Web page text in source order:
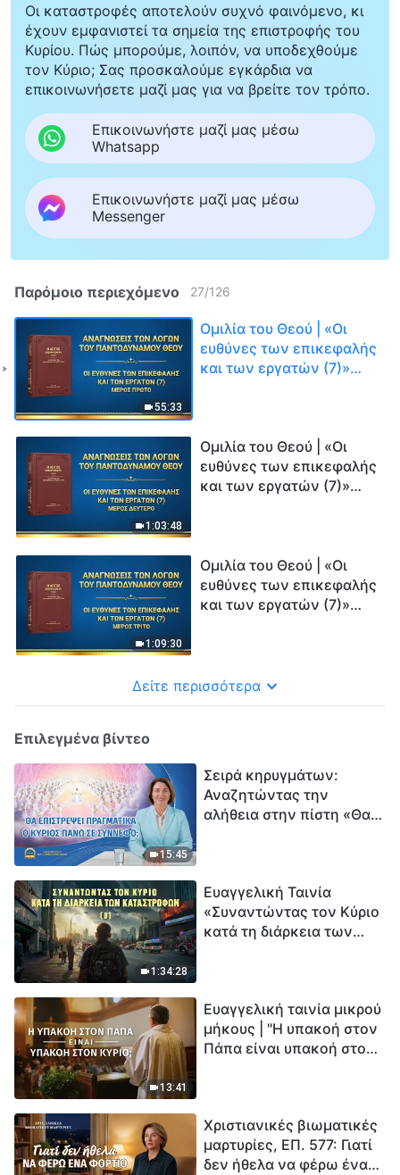
Οι καταστροφές αποτελούν συχνό φαινόμενο, κι
έχουν εμφανιστεί τα σημεία της επιστροφής του
Κυρίου. Πώς μπορούμε, λοιπόν, να υποδεχθούμε
τον Κύριο; Σας προσκαλούμε εγκάρδια να
επικοινωνήσετε μαζί μας για να βρείτε τον τρόπο.
Επικοινωνήστε μαζί μας μέσω
Whatsapp
Επικοινωνήστε μαζί μας μέσω
Messenger
Παρόμοιο περιεχόμενο 27/126
55:33
Ομιλία του Θεού | «Οι
ευθύνες των επικεφαλής
και των εργατών (7)»
1:03:48
Ομιλία του Θεού | «Οι
ευθύνες των επικεφαλής
και των εργατών (7)»
1:09:30
Ομιλία του Θεού | «Οι
ευθύνες των επικεφαλής
και των εργατών (7)»
Δείτε περισσότερα
Επιλεγμένα βίντεο
15:45
Σειρά κηρυγμάτων:
Αναζητώντας την
αλήθεια στην πίστη «Θα
1:34:28
Ευαγγελική Ταινία
«Συναντώντας τον Κύριο
κατά τη διάρκεια των
εξαφάνισης». Οι
καταστροφές χτυπούν.
Ξεκινά η αντίστροφη
13:41
Ευαγγελική ταινία μικρού
μήκους | "Η υπακοή στον
Πάπα είναι υπακοή στον
Χριστιανικές βιωματικές
μαρτυρίες, ΕΠ. 577: Γιατί
δεν ήθελα να φέρω ένα